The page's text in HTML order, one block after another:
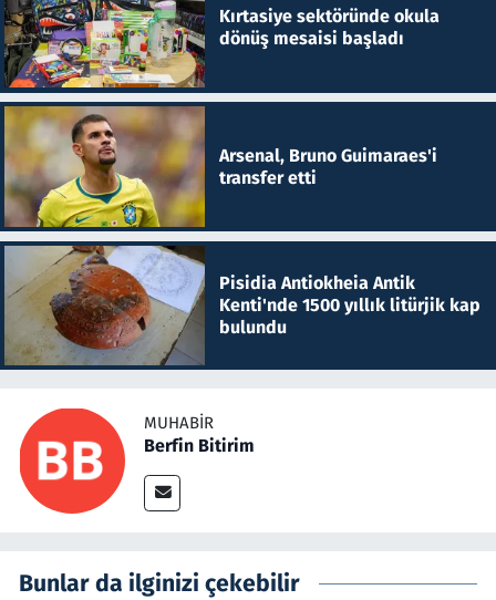
Kırtasiye sektöründe okula
dönüş mesaisi başladı
Arsenal, Bruno Guimaraes'i
transfer etti
Pisidia Antiokheia Antik
Kenti'nde 1500 yıllık litürjik kap
bulundu
MUHABIR
Berfin Bitirim
Bunlar da ilginizi çekebilir